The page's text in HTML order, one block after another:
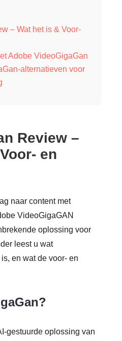
– Wat het is & Voor-
Adobe VideoGigaGan
alternatieven voor
Review –
en
naar content met
VideoGigaGAN
oplossing voor
leest u wat
en wat de voor- en
gestuurde oplossing van